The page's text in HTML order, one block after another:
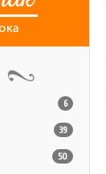
6
39
50